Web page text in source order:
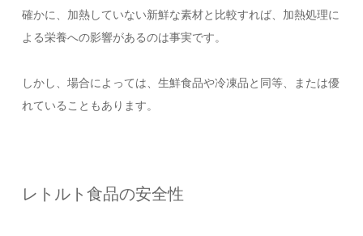
確かに、加熱していない新鮮な素材と比較すれば、加熱処理に
よる栄養への影響があるのは事実です。
しかし、場合によっては、生鮮食品や冷凍品と同等、または優
れていることもあります。
レトルト食品の安全性